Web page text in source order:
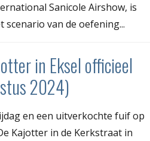
Sanicole Airshow, is
scenario van de oefening...
in Eksel officieel
2024)
en een uitverkochte fuif op
Kajotter in de Kerkstraat in